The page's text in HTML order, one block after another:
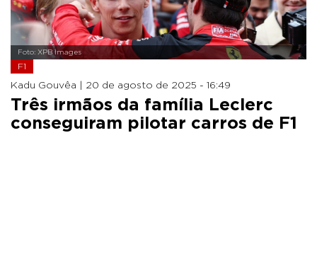
Foto: XPB Images
F1
Kadu Gouvêa | 20 de agosto de 2025 - 16:49
Três irmãos da família Leclerc
conseguiram pilotar carros de F1